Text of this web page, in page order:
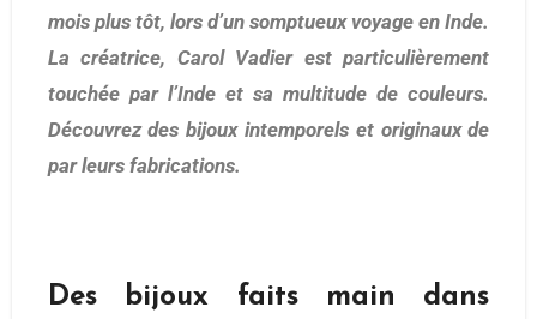
mois plus tôt, lors d’un somptueux voyage en Inde.
La créatrice, Carol Vadier est particulièrement
touchée par l’Inde et sa multitude de couleurs.
Découvrez des bijoux intemporels et originaux de
par leurs fabrications.
Des bijoux faits main dans